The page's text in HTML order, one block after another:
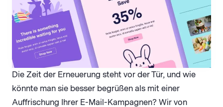
Die Zeit der Erneuerung steht vor der Tür, und wie
könnte man sie besser begrüßen als mit einer
Auffrischung Ihrer E-Mail-Kampagnen? Wir von